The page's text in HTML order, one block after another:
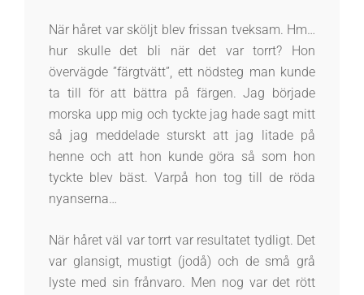
När håret var sköljt blev frissan tveksam. Hm…
hur skulle det bli när det var torrt? Hon
övervägde ”färgtvätt”, ett nödsteg man kunde
ta till för att bättra på färgen. Jag började
morska upp mig och tyckte jag hade sagt mitt
så jag meddelade sturskt att jag litade på
henne och att hon kunde göra så som hon
tyckte blev bäst. Varpå hon tog till de röda
nyanserna…
När håret väl var torrt var resultatet tydligt. Det
var glansigt, mustigt (jodå) och de små grå
lyste med sin frånvaro. Men nog var det rött